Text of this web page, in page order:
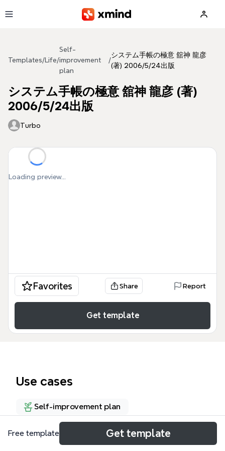
Templates/ Life/
Self-
improvement
plan
/
システム手帳の極意 舘神 龍彦
(著) 2006/5/24出版
システム手帳の極意 舘神 龍彦 (著)
2006/5/24出版
Turbo
Loading preview...
Favorites Share Report
Get template
Use cases
Self-improvement plan
About
Free template Get template